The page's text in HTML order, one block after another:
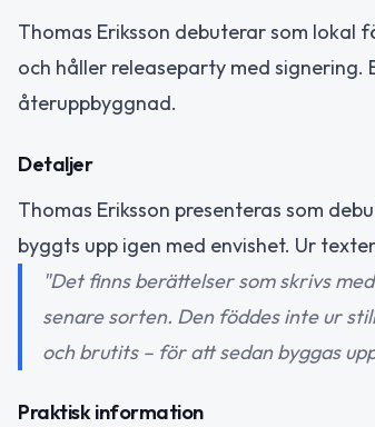
Thomas Eriksson debuterar som
och håller releaseparty med
återuppbyggnad.
Detaljer
Thomas Eriksson presenteras som
byggts upp igen med envishet. Ur
"Det finns berättelser som skrivs
senare sorten. Den föddes inte ur
och brutits – för att sedan byggas
Praktisk information